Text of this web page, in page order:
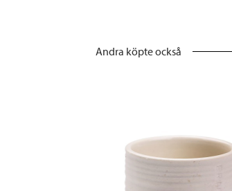
Andra köpte också